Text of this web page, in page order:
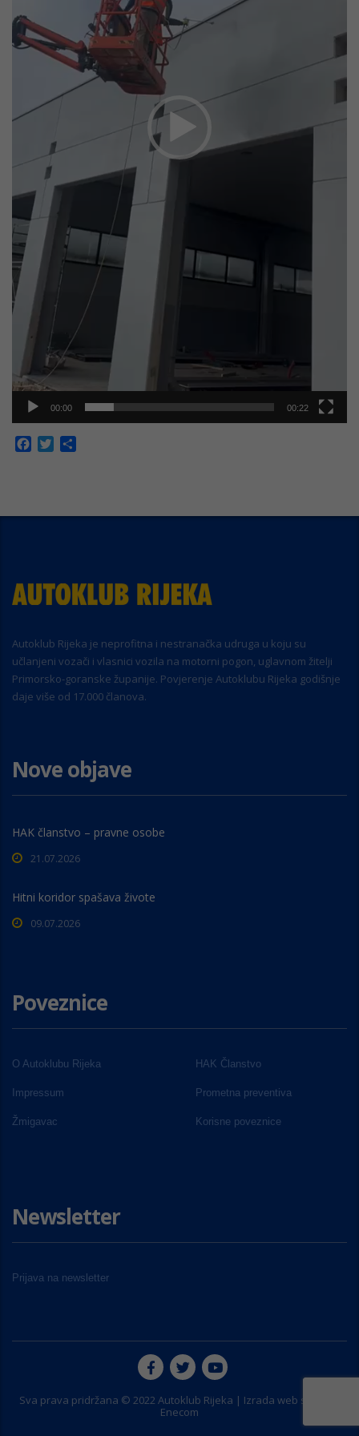
00:00 00:22
Facebook
Twitter
Autoklub Rijeka je neprofitna i nestranačka udruga u koju su
učlanjeni vozači i vlasnici vozila na motorni pogon, uglavnom žitelji
Primorsko-goranske županije. Povjerenje Autoklubu Rijeka godišnje
daje više od 17.000 članova.
Nove objave
HAK članstvo – pravne osobe
21.07.2026
Hitni koridor spašava živote
09.07.2026
Poveznice
O Autoklubu Rijeka HAK Članstvo
Impressum Prometna preventiva
Žmigavac Korisne poveznice
Newsletter
Prijava na newsletter
Sva prava pridržana © 2022 Autoklub Rijeka | Izrada web stranice
Enecom